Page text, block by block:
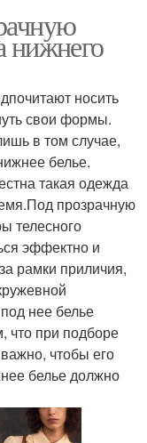
нижнего
носить
свои формы.
в том случае,
белье.
такая одежда
прозрачную
телесного
эффектно и
рамки приличия,
нее белье
что при подборе
чтобы его
белье должно